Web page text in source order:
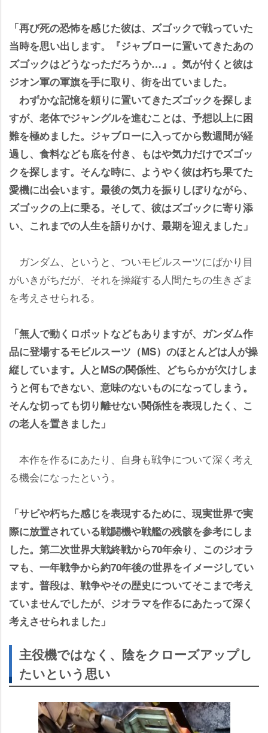
「再び死の恐怖を感じた彼は、ズゴックで戦っていた
当時を思い出します。『ジャブローに置いてきたあの
ズゴックはどうなっただろうか…』。気が付くと彼は
ジオン軍の軍旗を手に取り、街を出ていました。
わずかな記憶を頼りに置いてきたズゴックを探しま
すが、老体でジャングルを進むことは、予想以上に困
難を極めました。ジャブローに入ってから数週間が経
過し、食料なども底を付き、もはや気力だけでズゴッ
クを探します。そんな時に、ようやく彼は朽ち果てた
愛機に出会います。最後の気力を振りしぼりながら、
ズゴックの上に乗る。そして、彼はズゴックに寄り添
い、これまでの人生を語りかけ、最期を迎えました」
ガンダム、というと、ついモビルスーツにばかり目
がいきがちだが、それを操縦する人間たちの生きざま
を考えさせられる。
「無人で動くロボットなどもありますが、ガンダム作
品に登場するモビルスーツ（MS）のほとんどは人が操
縦しています。人とMSの関係性、どちらかが欠けしま
うと何もできない、意味のないものになってしまう。
そんな切っても切り離せない関係性を表現したく、こ
の老人を置きました」
本作を作るにあたり、自身も戦争について深く考え
る機会になったという。
「サビや朽ちた感じを表現するために、現実世界で実
際に放置されている戦闘機や戦艦の残骸を参考にしま
した。第二次世界大戦終戦から70年余り、このジオラ
マも、一年戦争から約70年後の世界をイメージしてい
ます。普段は、戦争やその歴史についてそこまで考え
ていませんでしたが、ジオラマを作るにあたって深く
考えさせられました」
主役機ではなく、陰をクローズアップし
たいという思い